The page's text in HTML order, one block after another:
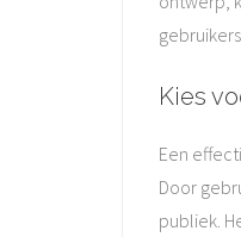
Kies
Een
Door
publiek.